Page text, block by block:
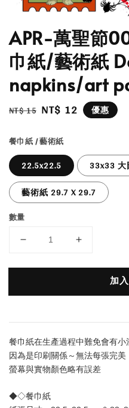
APR-萬聖節
巾紙/藝術紙
napkins/art
Regular
NT$ 15 Sale
NT$ 12 優惠
餐巾紙 / 藝術紙
22.5x22.5 33x33 大
藝術紙 29.7 X 29.7
數量
加
餐巾紙在生產過程中難免會有
因為是印刷關係～無法每張完美
螢幕與實物顏色略有誤差
◆◇餐巾紙